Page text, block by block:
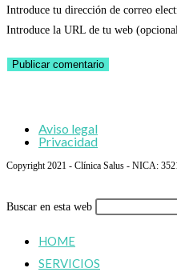
Introduce tu dirección de correo
Introduce la URL de tu web
Aviso legal
Privacidad
Copyright 2021 - Clínica Salus - NICA:
Buscar en esta web
HOME
SERVICIOS